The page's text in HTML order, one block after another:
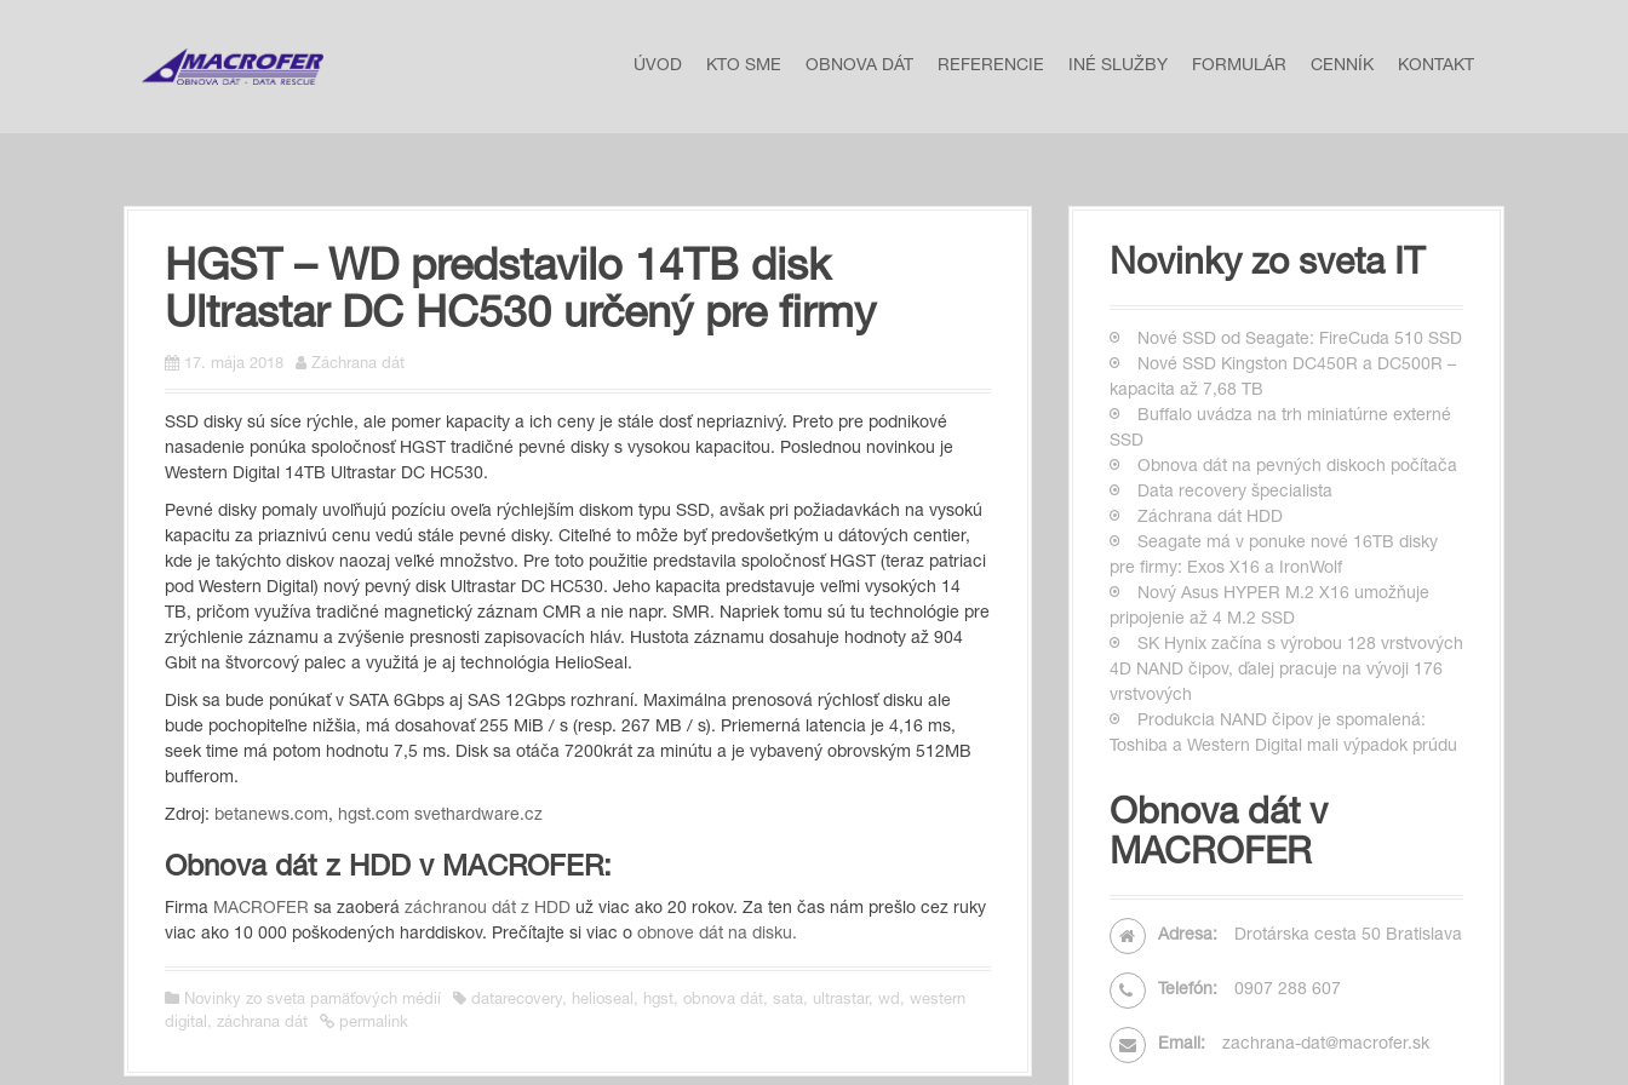
ÚVOD KTO SME OBNOVA DÁT REFERENCIE INÉ SLUŽBY FORMULÁR CENNÍK KONTAKT
HGST – WD predstavilo 14TB disk
Ultrastar DC HC530 určený pre firmy
17. mája 2018 Záchrana dát
SSD disky sú síce rýchle, ale pomer kapacity a ich ceny je stále dosť nepriaznivý. Preto pre podnikové
nasadenie ponúka spoločnosť HGST tradičné pevné disky s vysokou kapacitou. Poslednou novinkou je
Western Digital 14TB Ultrastar DC HC530.
Pevné disky pomaly uvoľňujú pozíciu oveľa rýchlejším diskom typu SSD, avšak pri požiadavkách na vysokú
kapacitu za priaznivú cenu vedú stále pevné disky. Citeľné to môže byť predovšetkým u dátových centier,
kde je takýchto diskov naozaj veľké množstvo. Pre toto použitie predstavila spoločnosť HGST (teraz patriaci
pod Western Digital) nový pevný disk Ultrastar DC HC530. Jeho kapacita predstavuje veľmi vysokých 14
TB, pričom využíva tradičné magnetický záznam CMR a nie napr. SMR. Napriek tomu sú tu technológie pre
zrýchlenie záznamu a zvýšenie presnosti zapisovacích hláv. Hustota záznamu dosahuje hodnoty až 904
Gbit na štvorcový palec a využitá je aj technológia HelioSeal.
Disk sa bude ponúkať v SATA 6Gbps aj SAS 12Gbps rozhraní. Maximálna prenosová rýchlosť disku ale
bude pochopiteľne nižšia, má dosahovať 255 MiB / s (resp. 267 MB / s). Priemerná latencia je 4,16 ms,
seek time má potom hodnotu 7,5 ms. Disk sa otáča 7200krát za minútu a je vybavený obrovským 512MB
bufferom.
Zdroj: betanews.com, hgst.com svethardware.cz
Obnova dát z HDD v MACROFER:
Firma MACROFER sa zaoberá záchranou dát z HDD už viac ako 20 rokov. Za ten čas nám prešlo cez ruky
viac ako 10 000 poškodených harddiskov. Prečítajte si viac o obnove dát na disku.
Novinky zo sveta pamäťových médií datarecovery, helioseal, hgst, obnova dát, sata, ultrastar, wd, western
digital, záchrana dát permalink
Novinky zo sveta IT
Nové SSD od Seagate: FireCuda 510 SSD
Nové SSD Kingston DC450R a DC500R –
kapacita až 7,68 TB
Buffalo uvádza na trh miniatúrne externé
SSD
Obnova dát na pevných diskoch počítača
Data recovery špecialista
Záchrana dát HDD
Seagate má v ponuke nové 16TB disky
pre firmy: Exos X16 a IronWolf
Nový Asus HYPER M.2 X16 umožňuje
pripojenie až 4 M.2 SSD
SK Hynix začína s výrobou 128 vrstvových
4D NAND čipov, ďalej pracuje na vývoji 176
vrstvových
Produkcia NAND čipov je spomalená:
Toshiba a Western Digital mali výpadok prúdu
Obnova dát v
MACROFER
Adresa: Drotárska cesta 50 Bratislava
Telefón: 0907 288 607
Email: zachrana-dat@macrofer.sk